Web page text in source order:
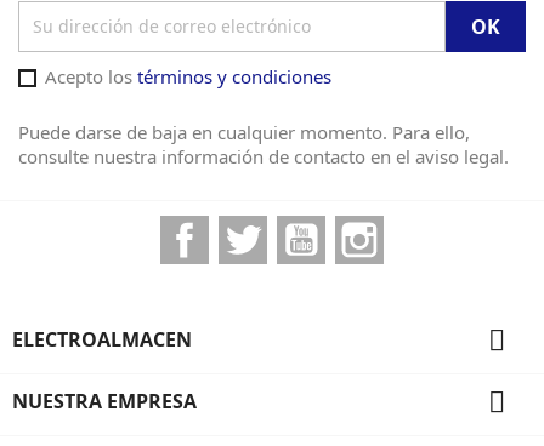
Acepto los términos y condiciones
Puede darse de baja en cualquier momento. Para ello,
consulte nuestra información de contacto en el aviso legal.
FacebookTwitter YouTube
ELECTROALMACEN 
NUESTRA EMPRESA 